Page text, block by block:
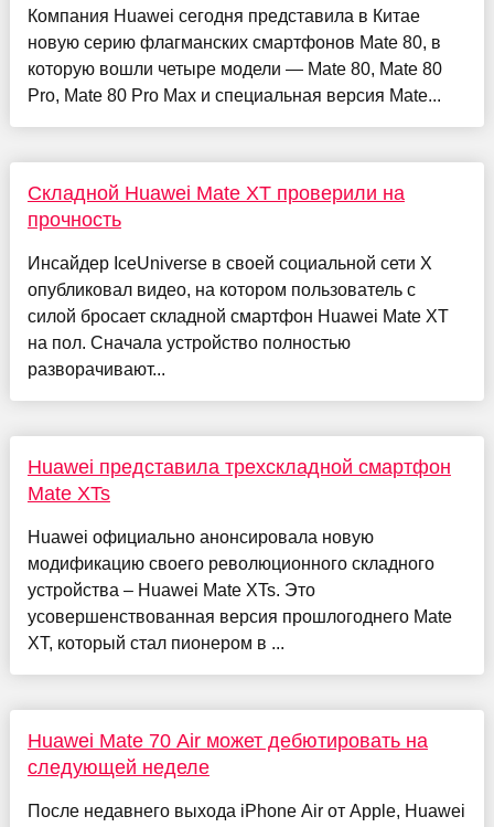
Компания Huawei сегодня представила в Китае
новую серию флагманских смартфонов Mate 80, в
которую вошли четыре модели — Mate 80, Mate 80
Pro, Mate 80 Pro Max и специальная версия Mate...
Складной Huawei Mate XT проверили на
прочность
Инсайдер IceUniverse в своей социальной сети X
опубликовал видео, на котором пользователь с
силой бросает складной смартфон Huawei Mate XT
на пол. Сначала устройство полностью
разворачивают...
Huawei представила трехскладной смартфон
Mate XTs
Huawei официально анонсировала новую
модификацию своего революционного складного
устройства – Huawei Mate XTs. Это
усовершенствованная версия прошлогоднего Mate
XT, который стал пионером в ...
Huawei Mate 70 Air может дебютировать на
следующей неделе
После недавнего выхода iPhone Air от Apple, Huawei